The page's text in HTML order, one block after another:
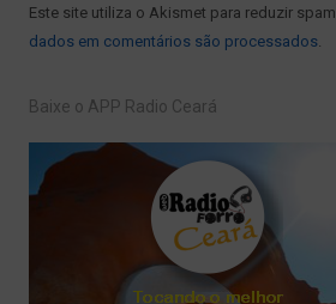
Este site utiliza o Akismet para reduzir spam.
dados em comentários são processados
Baixe o APP Radio Ceará